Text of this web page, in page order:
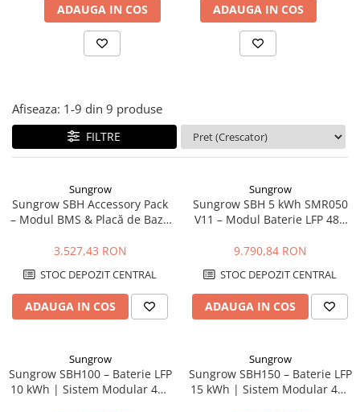
Cabluri semnalizare si control
ADAUGA IN COS ADAUGA IN COS
Afiseaza: 1-9 din 9 produse
FILTRE
Sungrow
Sungrow SBH Accessory Pack
– Modul BMS & Placă de Bază
SBH
3.527,43 RON
STOC DEPOZIT CENTRAL
ADAUGA IN COS
Sungrow
Sungrow SBH 5 kWh SMR050
V11 – Modul Baterie LFP 48V
RS/RT
9.790,84 RON
STOC DEPOZIT CENTRAL
ADAUGA IN COS
Sungrow
Sungrow SBH100 – Baterie LFP
10 kWh | Sistem Modular 48V
Sungrow
Sungrow SBH150 – Baterie LFP
15 kWh | Sistem Modular 48V